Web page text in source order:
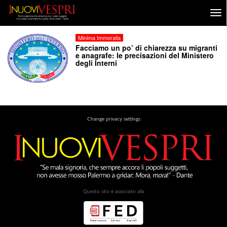
Minima Immoralia
Facciamo un po’ di chiarezza su migranti
e anagrafe: le precisazioni del Ministero
degli Interni
Change privacy settings
Questo sito è associato alla